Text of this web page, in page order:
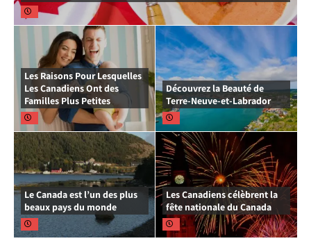
Les Raisons Pour Lesquelles
Les Canadiens Ont des
Familles Plus Petites
Découvrez la Beauté de
Terre-Neuve-et-Labrador
Le Canada est l’un des plus
beaux pays du monde
Les Canadiens célèbrent la
fête nationale du Canada